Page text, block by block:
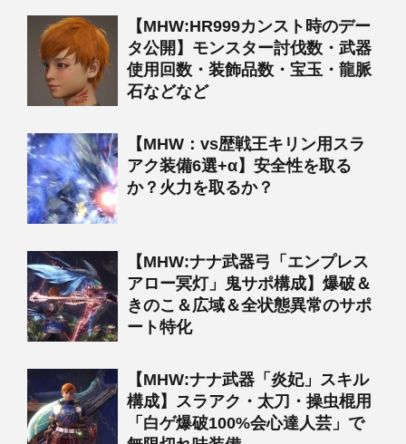
【MHW:HR999カンスト時のデー
タ公開】モンスター討伐数・武器
使用回数・装飾品数・宝玉・龍脈
石などなど
【MHW：vs歴戦王キリン用スラ
アク装備6選+α】安全性を取る
か？火力を取るか？
【MHW:ナナ武器弓「エンプレス
アロー冥灯」鬼サポ構成】爆破＆
きのこ＆広域＆全状態異常のサポ
ート特化
【MHW:ナナ武器「炎妃」スキル
構成】スラアク・太刀・操虫棍用
「白ゲ爆破100%会心達人芸」で